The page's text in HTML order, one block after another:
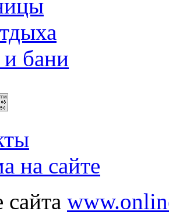
бани
на сайте
сайта